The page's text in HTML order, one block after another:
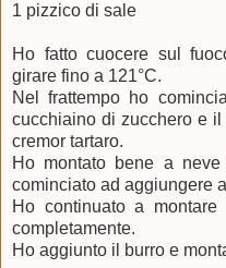
1 pizzico di sale
Ho fatto cuocere sul
girare fino a 121°C.
Nel frattempo ho
cucchiaino di zucchero e
cremor tartaro.
Ho montato bene a
cominciato ad aggiungere
Ho continuato a
completamente.
Ho aggiunto il burro e